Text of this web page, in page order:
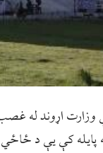
وزارت اړوند له
پایله کې یې د